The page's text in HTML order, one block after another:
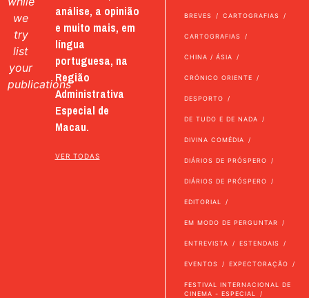
we
try
list
your
publications
análise, a opinião
e muito mais, em
língua
portuguesa, na
Região
Administrativa
Especial de
Macau.
VER TODAS
BREVES CARTOGRAFIAS
CARTOGRAFIAS
CHINA / ÁSIA
CRÓNICO ORIENTE
DESPORTO
DE TUDO E DE NADA
DIVINA COMÉDIA
DIÁRIOS DE PRÓSPERO
DIÁRIOS DE PRÓSPERO
EDITORIAL
EM MODO DE PERGUNTAR
ENTREVISTA ESTENDAIS
EVENTOS EXPECTORAÇÃO
FESTIVAL INTERNACIONAL DE
CINEMA - ESPECIAL